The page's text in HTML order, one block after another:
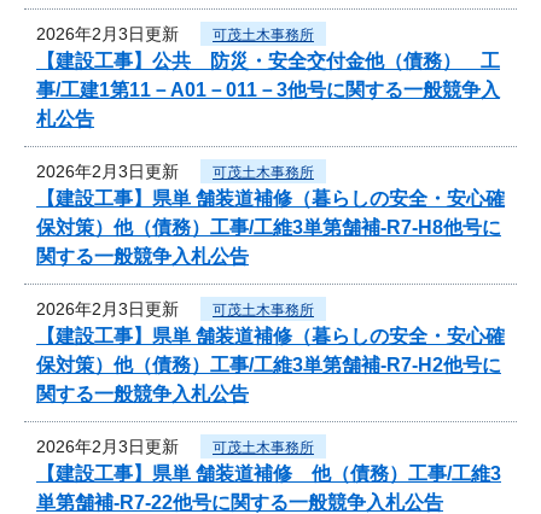
2026年2月3日更新 可茂土木事務所
【建設工事】公共 防災・安全交付金他（債務） 工
事/工建1第11－A01－011－3他号に関する一般競争入
札公告
2026年2月3日更新 可茂土木事務所
【建設工事】県単 舗装道補修（暮らしの安全・安心確
保対策）他（債務）工事/工維3単第舗補-R7-H8他号に
関する一般競争入札公告
2026年2月3日更新 可茂土木事務所
【建設工事】県単 舗装道補修（暮らしの安全・安心確
保対策）他（債務）工事/工維3単第舗補-R7-H2他号に
関する一般競争入札公告
2026年2月3日更新 可茂土木事務所
【建設工事】県単 舗装道補修 他（債務）工事/工維3
単第舗補-R7-22他号に関する一般競争入札公告